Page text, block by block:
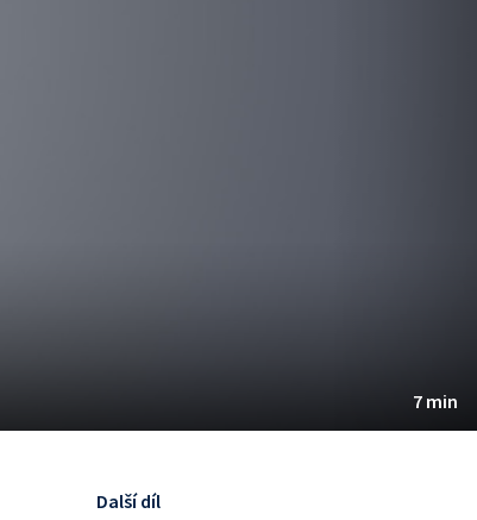
7 min
Další díl